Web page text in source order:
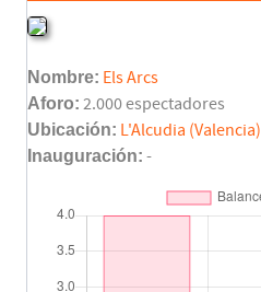
Manu
Nombre: Els Arcs
Aforo: 2.000 espectadores
Ubicación: L'Alcudia (Valencia)
Inauguración: -